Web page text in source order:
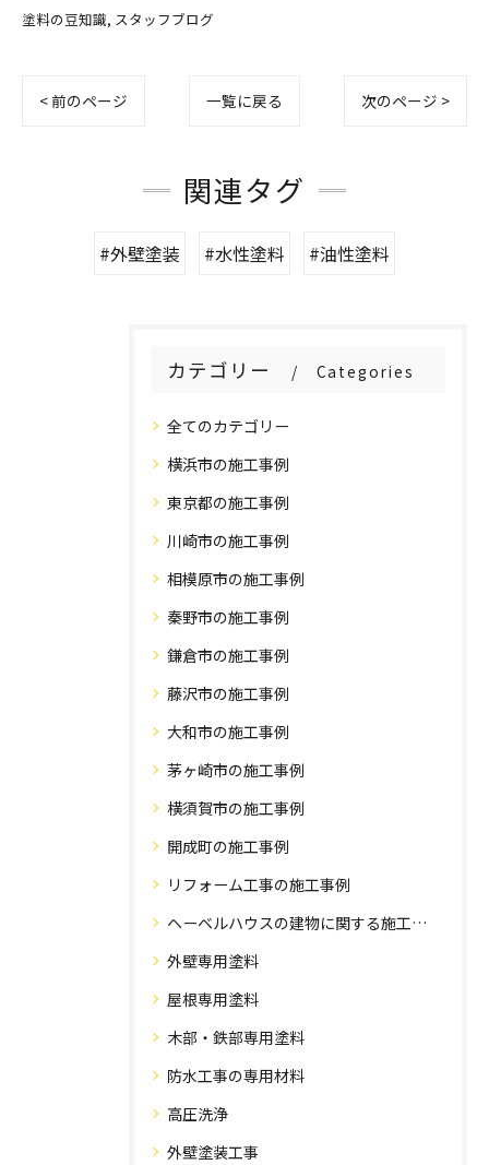
塗料の豆知識 スタッフブログ
< 前のページ 一覧に戻る 次のページ >
関連タグ
#外壁塗装 #水性塗料 #油性塗料
カテゴリー Categories
全てのカテゴリー
横浜市の施工事例
東京都の施工事例
川崎市の施工事例
相模原市の施工事例
秦野市の施工事例
鎌倉市の施工事例
藤沢市の施工事例
大和市の施工事例
茅ヶ崎市の施工事例
横須賀市の施工事例
開成町の施工事例
リフォーム工事の施工事例
ヘーベルハウスの建物に関する施工事例
外壁専用塗料
屋根専用塗料
木部・鉄部専用塗料
防水工事の専用材料
高圧洗浄
外壁塗装工事